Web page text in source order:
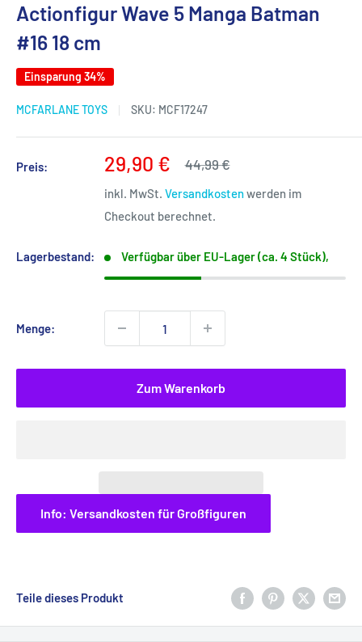
Actionfigur Wave 5 Manga Batman
#16 18 cm
Einsparung 34%
MCFARLANE TOYS SKU: MCF17247
Preis: Sonderpreis
29,90 € Normalpreis
44,99 €
inkl. MwSt. Versandkostenwerden im
Checkout berechnet.
Lagerbestand: Verfügbar über EU-Lager (ca. 4 Stück),
Menge:
Zum Warenkorb
Info: Versandkosten für Großfiguren
Teile dieses Produkt